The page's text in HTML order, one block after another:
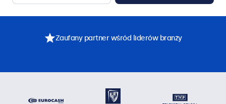
Zaufany partner wśród liderów branży